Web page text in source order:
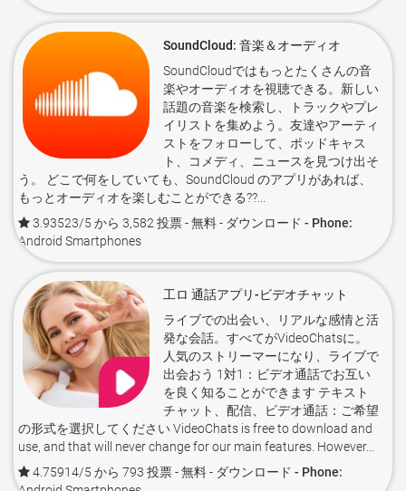
SoundCloud: 音楽＆オーディオ
SoundCloudではもっとたくさんの音
楽やオーディオを視聴できる。新しい
話題の音楽を検索し、トラックやプレ
イリストを集めよう。友達やアーティ
ストをフォローして、ポッドキャス
ト、コメディ、ニュースを見つけ出そ
う。 どこで何をしていても、SoundCloud のアプリがあれば、
もっとオーディオを楽しむことができる??...
3.93523/5 から 3,582 投票- 無料 - ダウンロード - Phone:
Android Smartphones
工ロ 通話アプリ-ビデオチャット
ライブでの出会い、リアルな感情と活
発な会話。すべてがVideoChatsに。
人気のストリーマーになり、ライブで
出会おう 1対1：ビデオ通話でお互い
を良く知ることができます テキスト
チャット、配信、ビデオ通話：ご希望
の形式を選択してください VideoChats is free to download and
use, and that will never change for our main features. However...
4.75914/5 から 793 投票- 無料 - ダウンロード - Phone: